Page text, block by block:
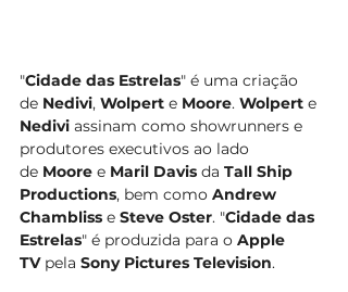
"Cidade das Estrelas" é uma criação
de Nedivi, Wolpert e Moore. Wolpert e
Nedivi assinam como showrunners e
produtores executivos ao lado
de Moore e Maril Davis da Tall Ship
Productions, bem como Andrew
Chambliss e Steve Oster. "Cidade das
Estrelas" é produzida para o Apple
TV pela Sony Pictures Television.